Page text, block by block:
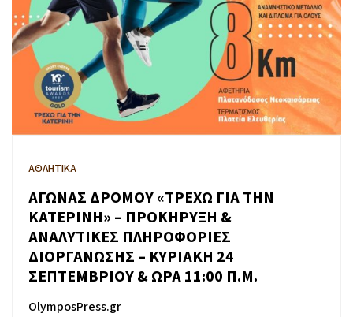
ΑΘΛΗΤΙΚΑ
ΑΓΩΝΑΣ ΔΡΟΜΟΥ «ΤΡΕΧΩ ΓΙΑ ΤΗΝ
ΚΑΤΕΡΙΝΗ» – ΠΡΟΚΗΡΥΞΗ &
ΑΝΑΛΥΤΙΚΕΣ ΠΛΗΡΟΦΟΡΙΕΣ
ΔΙΟΡΓΑΝΩΣΗΣ – ΚΥΡΙΑΚΗ 24
ΣΕΠΤΕΜΒΡΙΟΥ & ΩΡΑ 11:00 Π.Μ.
OlymposPress.gr